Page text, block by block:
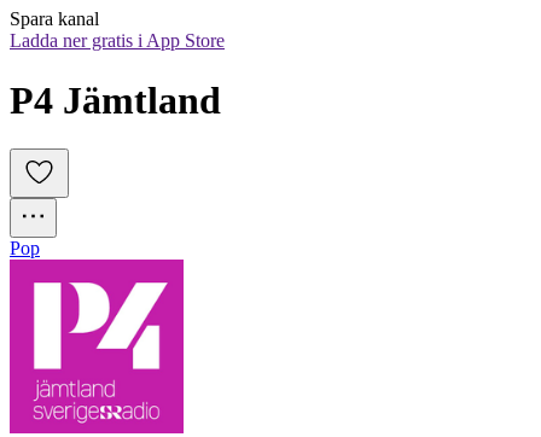
Spara kanal
Ladda ner gratis i App Store
P4 Jämtland
Pop